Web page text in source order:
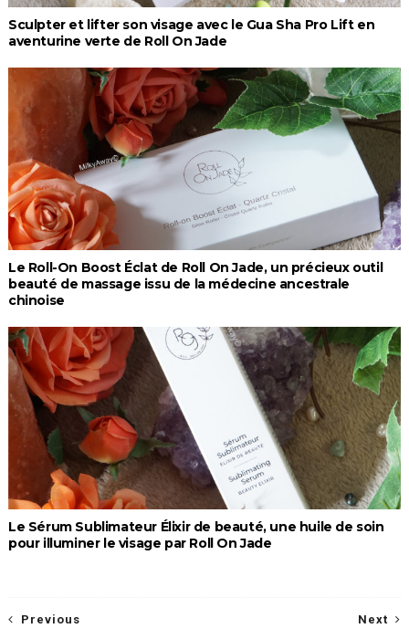
Sculpter et lifter son visage avec le Gua Sha Pro Lift en
aventurine verte de Roll On Jade
Le Roll-On Boost Éclat de Roll On Jade, un précieux outil
beauté de massage issu de la médecine ancestrale
chinoise
Le Sérum Sublimateur Élixir de beauté, une huile de soin
pour illuminer le visage par Roll On Jade
Next
Previous